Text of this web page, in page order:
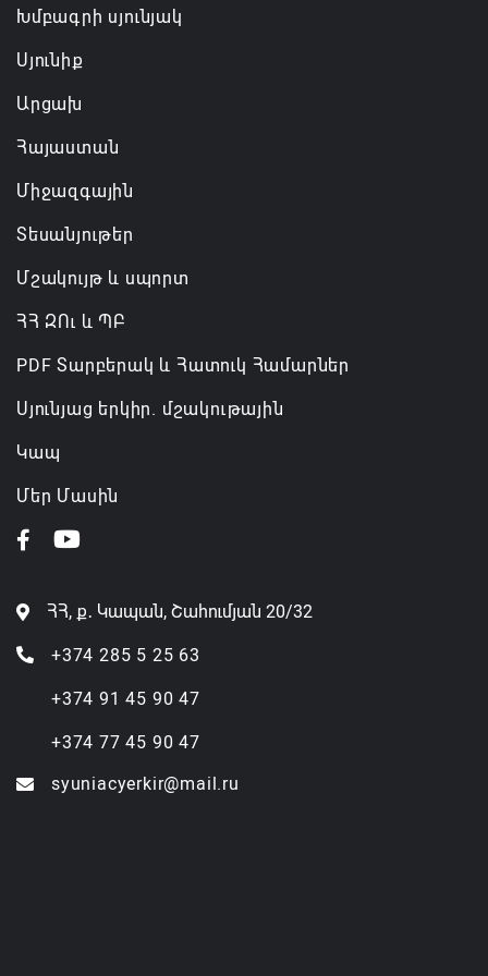
Խմբագրի սյունյակ
Սյունիք
Արցախ
Հայաստան
Միջազգային
Տեսանյութեր
Մշակույթ և սպորտ
ՀՀ ԶՈւ և ՊԲ
PDF Տարբերակ և Հատուկ Համարներ
Սյունյաց երկիր. մշակութային
Կապ
Մեր Մասին
ՀՀ, ք․ Կապան, Շահումյան 20/32
+374 285 5 25 63
+374 91 45 90 47
+374 77 45 90 47
syuniacyerkir@mail.ru